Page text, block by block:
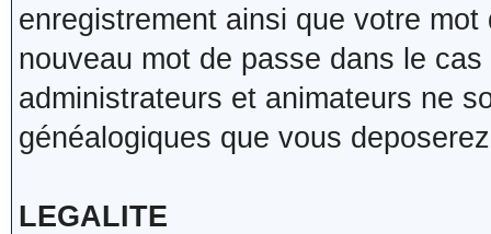
enregistrement ainsi que votre
nouveau mot de passe dans le
administrateurs et animateurs ne
généalogiques que vous
LEGALITE